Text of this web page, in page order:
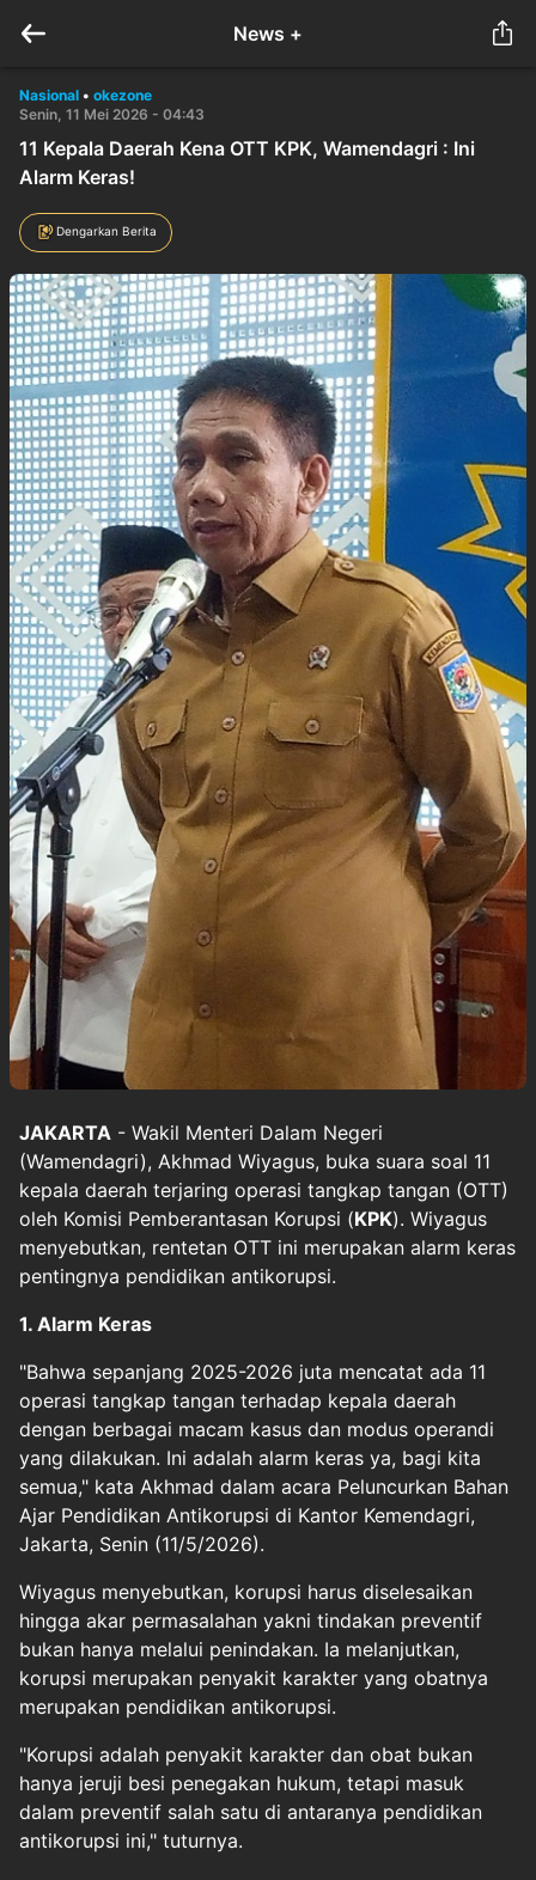
News +
Nasional • okezone
Senin, 11 Mei 2026 - 04:43
11 Kepala Daerah Kena OTT KPK, Wamendagri : Ini
Alarm Keras!
Dengarkan Berita
JAKARTA - Wakil Menteri Dalam Negeri
(Wamendagri), Akhmad Wiyagus, buka suara soal 11
kepala daerah terjaring operasi tangkap tangan (OTT)
oleh Komisi Pemberantasan Korupsi (KPK). Wiyagus
menyebutkan, rentetan OTT ini merupakan alarm keras
pentingnya pendidikan antikorupsi.
1. Alarm Keras
"Bahwa sepanjang 2025-2026 juta mencatat ada 11
operasi tangkap tangan terhadap kepala daerah
dengan berbagai macam kasus dan modus operandi
yang dilakukan. Ini adalah alarm keras ya, bagi kita
semua," kata Akhmad dalam acara Peluncurkan Bahan
Ajar Pendidikan Antikorupsi di Kantor Kemendagri,
Jakarta, Senin (11/5/2026).
Wiyagus menyebutkan, korupsi harus diselesaikan
hingga akar permasalahan yakni tindakan preventif
bukan hanya melalui penindakan. Ia melanjutkan,
korupsi merupakan penyakit karakter yang obatnya
merupakan pendidikan antikorupsi.
"Korupsi adalah penyakit karakter dan obat bukan
hanya jeruji besi penegakan hukum, tetapi masuk
dalam preventif salah satu di antaranya pendidikan
antikorupsi ini," tuturnya.